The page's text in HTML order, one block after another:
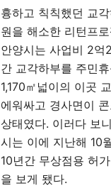
흉하고 칙칙했던 교
원을 해소한 리턴프
안양시는 사업비 2억
간 교각하부를 주민
1,170㎡넓이의 이곳
에워싸고 경사면이
상태였다. 이러다 보
시는 이에 지난해 10
10년간 무상점용 허
을 보게 됐다.